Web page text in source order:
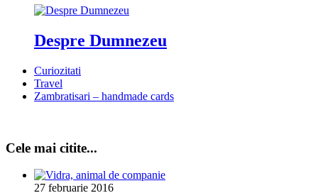
Despre Dumnezeu
Curiozitati
Travel
Zambratisari – handmade cards
Cele mai citite...
27 februarie 2016